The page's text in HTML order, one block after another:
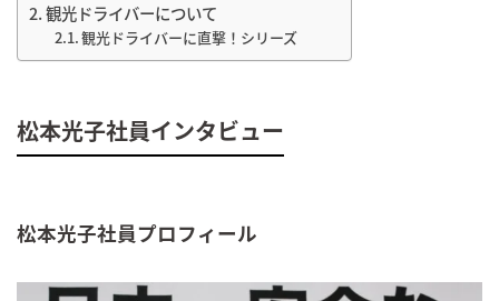
観光ドライバーについて
観光ドライバーに直撃！シリーズ
松本光子社員インタビュー
松本光子社員プロフィール